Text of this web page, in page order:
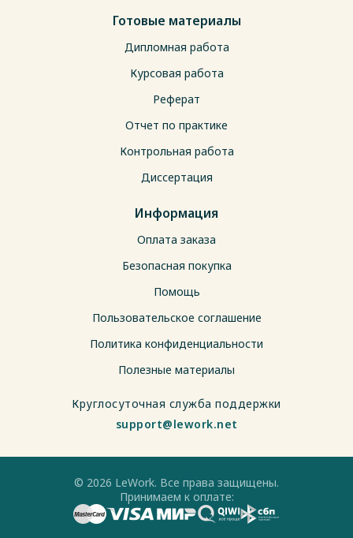
Готовые материалы
Дипломная работа
Курсовая работа
Реферат
Отчет по практике
Контрольная работа
Диссертация
Информация
Оплата заказа
Безопасная покупка
Помощь
Пользовательское соглашение
Политика конфиденциальности
Полезные материалы
Круглосуточная служба поддержки
support@lework.net
© 2026 LeWork. Все права защищены.
Принимаем к оплате: